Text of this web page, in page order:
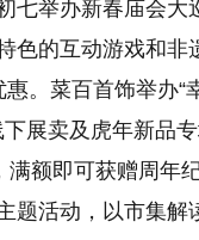
七举办新春庙会
色的互动游戏和
惠。菜百首饰举办
下展卖及虎年新
满额即可获赠周
题活动，以市集